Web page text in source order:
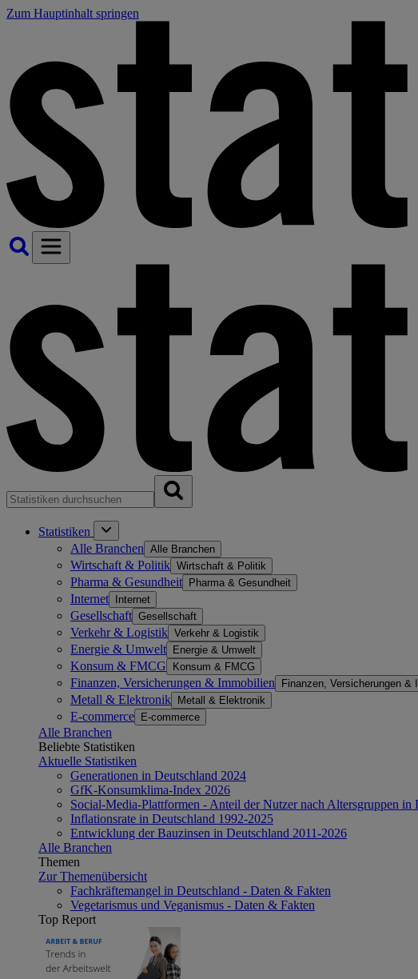
Zum Hauptinhalt springen
Statistiken
Alle Branchen Alle Branchen
Wirtschaft & Politik Wirtschaft & Politik
Pharma & Gesundheit Pharma & Gesundheit
Internet Internet
Gesellschaft Gesellschaft
Verkehr & Logistik Verkehr & Logistik
Energie & Umwelt Energie & Umwelt
Konsum & FMCG Konsum & FMCG
Finanzen, Versicherungen & Immobilien Finanzen, Versicherungen &
Metall & Elektronik Metall & Elektronik
E-commerce E-commerce
Alle Branchen
Beliebte Statistiken
Aktuelle Statistiken
Generationen in Deutschland 2024
GfK-Konsumklima-Index 2026
Social-Media-Plattformen - Anteil der Nutzer nach Altersgruppen in
Inflationsrate in Deutschland 1992-2025
Entwicklung der Bauzinsen in Deutschland 2011-2026
Alle Branchen
Themen
Zur Themenübersicht
Fachkräftemangel in Deutschland - Daten & Fakten
Vegetarismus und Veganismus - Daten & Fakten
Top Report